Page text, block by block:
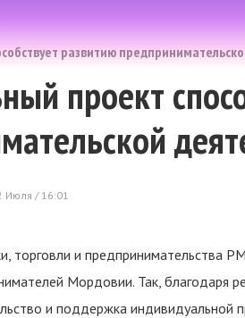
развитию
проект
Июля / 16:01
торговли и предпринимательства
Мордовии. Так, благодаря
и поддержка индивидуальной